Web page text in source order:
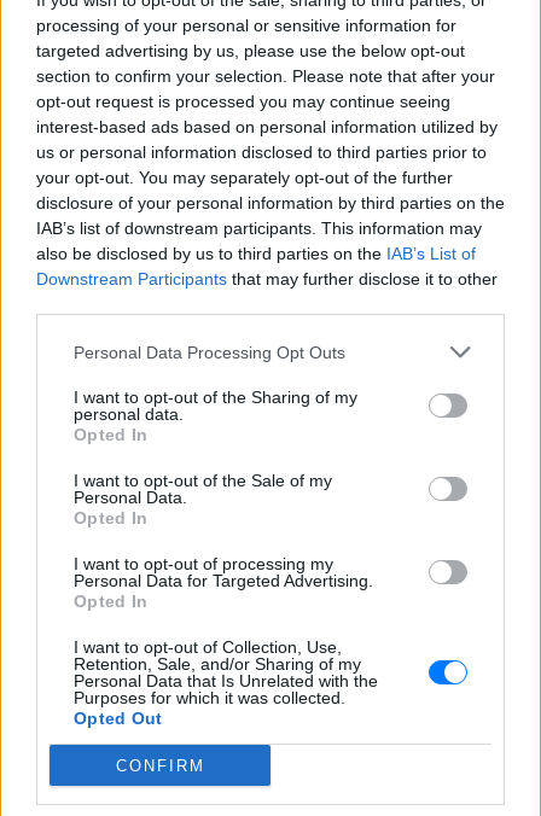
processing of your personal or sensitive information for
targeted advertising by us, please use the below opt-out
section to confirm your selection. Please note that after your
opt-out request is processed you may continue seeing
interest-based ads based on personal information utilized by
us or personal information disclosed to third parties prior to
your opt-out. You may separately opt-out of the further
disclosure of your personal information by third parties on the
IAB’s list of downstream participants. This information may
also be disclosed by us to third parties on the IAB’s List of
Downstream Participants that may further disclose it to other
Personal Data Processing Opt Outs
I want to opt-out of the Sharing of my
personal data.
Opted In
I want to opt-out of the Sale of my
Personal Data.
Opted In
I want to opt-out of processing my
Personal Data for Targeted Advertising.
Opted In
I want to opt-out of Collection, Use,
Retention, Sale, and/or Sharing of my
Personal Data that Is Unrelated with the
Purposes for which it was collected.
Opted Out
CONFIRM
σκληραίνει τους όρους για τα
Στενά του Ορμούζ
ΣΉΜΕΡΑ
Πυρκαγιά στο διυλιστήριο της Τζαζάν
μετά από επίθεση drone - Η Τεχεράνη
απαιτεί αποχώρηση αμερικανικών
δυνάμεων, άρση κυρώσεων και
αποζημιώσεις πριν ανοίξει η κρίσιμη
θαλάσσια δίοδος
Ελικόπτερο προσγειώθηκε στο
Σαρακήνικο για να κάνουν
μπάνιο οι επιβάτες του
Ο επιχειρηματίας από τη Μήλο που
ΣΚΑΪ και περιέγραψε τι είδε στην
Πόσες λωρίδες θα έχει και
Η Λεωφόρος Προφήτη Δανιήλ, που
κατασκευάζεται στο πλαίσιο της Διπλής
συνδέεται άμεσα με το νέο γήπεδο του
Παναθηναϊκού.